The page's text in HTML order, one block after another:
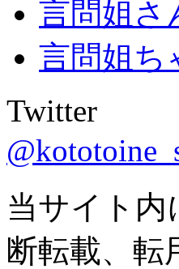
言問姐さ
言問姐ち
Twitter
当サイト内
断転載、